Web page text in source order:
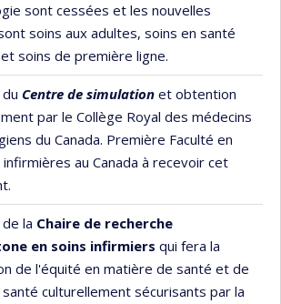
sont cessées et les nouvelles
soins aux adultes, soins en santé
soins de première ligne.
Centre de simulation et obtention
par le Collège Royal des médecins
du Canada. Première Faculté en
infirmières au Canada à recevoir cet
la Chaire de recherche
en soins infirmiers qui fera la
de l'équité en matière de santé et de
culturellement sécurisants par la